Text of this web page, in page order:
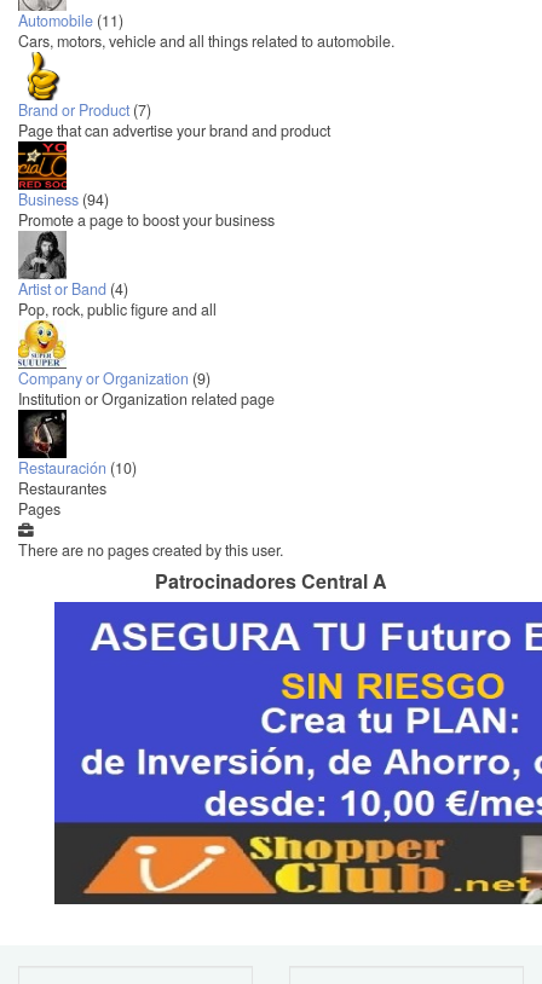
Automobile (11)
Cars, motors, vehicle and all things related to automobile.
Brand or Product (7)
Page that can advertise your brand and product
Business (94)
Promote a page to boost your business
Artist or Band (4)
Pop, rock, public figure and all
Company or Organization (9)
Institution or Organization related page
Restauración (10)
Restaurantes
Pages
There are no pages created by this user.
Patrocinadores Central A